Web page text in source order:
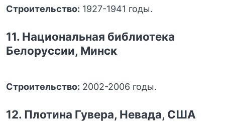
Строительство: 1927-1941 годы.
11. Национальная библиотека
Белоруссии, Минск
Строительство: 2002-2006 годы.
12. Плотина Гувера, Невада, США